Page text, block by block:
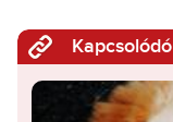
Kapcsolódó